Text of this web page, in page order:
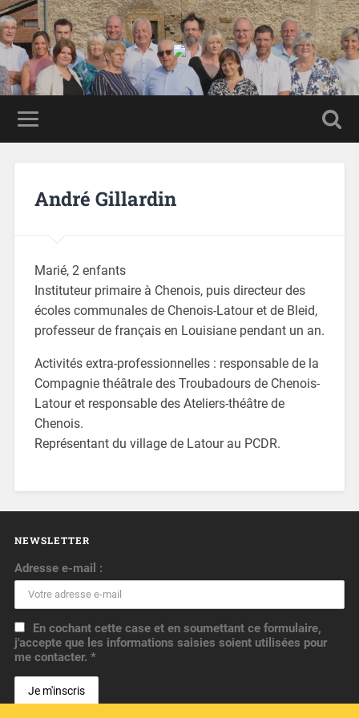
André Gillardin
Marié, 2 enfants
Instituteur primaire à Chenois, puis directeur des
écoles communales de Chenois-Latour et de Bleid,
professeur de français en Louisiane pendant un an.
Activités extra-professionnelles : responsable de la
Compagnie théâtrale des Troubadours de Chenois-
Latour et responsable des Ateliers-théâtre de
Chenois.
Représentant du village de Latour au PCDR.
NEWSLETTER
Adresse e-mail :
En cochant cette case et en soumettant ce formulaire,
j'accepte que les informations saisies soient utilisées pour
me contacter. *